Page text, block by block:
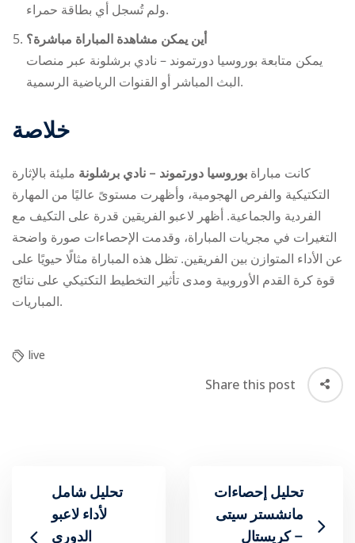
ولم تُسجل أي بطاقة حمراء.
أين يمكن مشاهدة المباراة مباشرة؟
يمكن متابعة بوروسيا دورتموند – نادي برشلونة عبر منصات
البث المباشر أو القنوات الرياضية الرسمية.
خلاصة
كانت مباراة بوروسيا دورتموند – نادي برشلونة مليئة بالإثارة
التكتيكية والفرص الهجومية، وأظهرت مستوىً عاليًا من المهارة
الفردية والجماعية. أظهر لاعبو الفريقين قدرة على التكيف مع
التغيرات في مجريات المباراة، وقدمت الإحصاءات صورة واضحة
عن الأداء المتوازن بين الفريقين. تظل هذه المباراة مثالًا حيويًا على
قوة كرة القدم الأوروبية ومدى تأثير التخطيط التكتيكي على نتائج
المباريات.
live
Share this post
تحليل شامل
لأداء لاعبو
تحليل إحصاءات
– كريستال